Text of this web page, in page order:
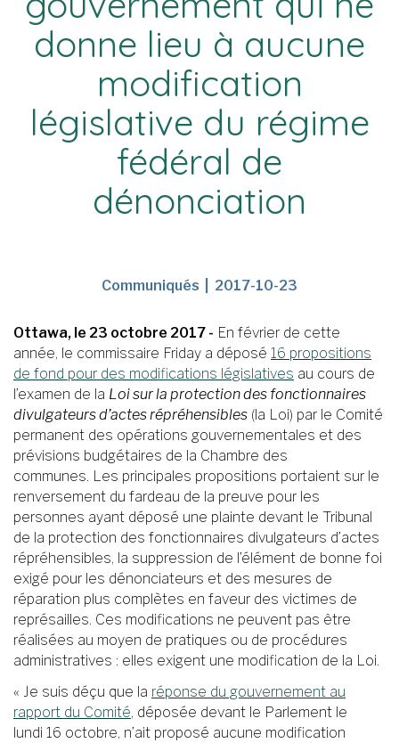
donne lieu à aucune
modification
législative du régime
fédéral de
dénonciation
News
Type
Communiqués
Publication
2017-10-23
Ottawa, le 23 octobre 2017 - En février de cette
année, le commissaire Friday a déposé 16 propositions
de fond pour des modifications législatives au cours de
l’examen de la Loi sur la protection des fonctionnaires
divulgateurs d’actes répréhensibles (la Loi) par le Comité
permanent des opérations gouvernementales et des
prévisions budgétaires de la Chambre des
communes. Les principales propositions portaient sur le
renversement du fardeau de la preuve pour les
personnes ayant déposé une plainte devant le Tribunal
de la protection des fonctionnaires divulgateurs d’actes
répréhensibles, la suppression de l’élément de bonne foi
exigé pour les dénonciateurs et des mesures de
réparation plus complètes en faveur des victimes de
représailles. Ces modifications ne peuvent pas être
réalisées au moyen de pratiques ou de procédures
administratives : elles exigent une modification de la Loi.
« Je suis déçu que la réponse du gouvernement au
rapport du Comité, déposée devant le Parlement le
lundi 16 octobre, n’ait proposé aucune modification